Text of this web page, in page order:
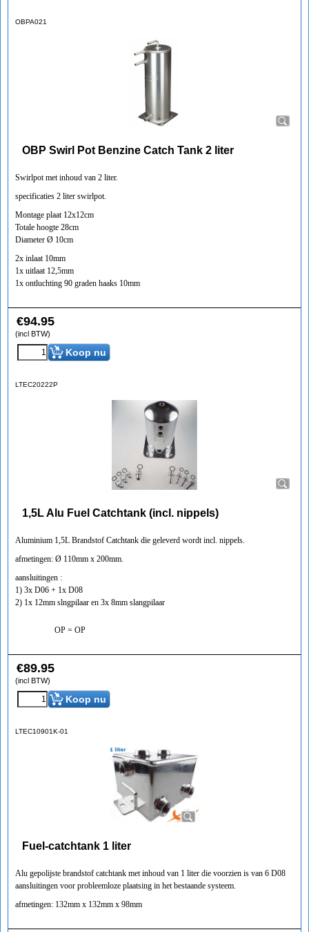
OBPA021
OBP Swirl Pot Benzine Catch Tank 2 liter
Swirlpot met inhoud van 2 liter.
specificaties 2 liter swirlpot.
Montage plaat 12x12cm
Totale hoogte 28cm
Diameter Ø 10cm
2x inlaat 10mm
1x uitlaat 12,5mm
1x ontluchting 90 graden haaks 10mm
€94.95
(incl BTW)
Koop nu
LTEC20222P
1,5L Alu Fuel Catchtank (incl. nippels)
Aluminium 1,5L Brandstof Catchtank die geleverd wordt incl. nippels.
afmetingen: Ø 110mm x 200mm.
aansluitingen :
1) 3x D06 + 1x D08
2) 1x 12mm slngpilaar en 3x 8mm slangpilaar
OP = OP
€89.95
(incl BTW)
Koop nu
LTEC10901K-01
Fuel-catchtank 1 liter
Alu gepolijste brandstof catchtank met inhoud van 1 liter die voorzien is van 6 D08
aansluitingen voor probleemloze plaatsing in het bestaande systeem.
afmetingen: 132mm x 132mm x 98mm